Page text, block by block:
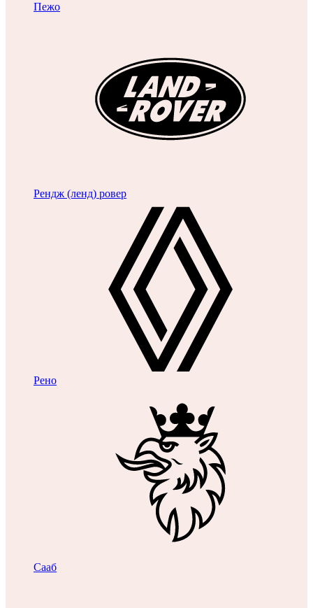
Пежо
Рендж (ленд) ровер
Рено
Сааб